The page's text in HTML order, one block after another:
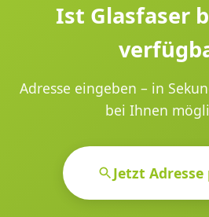
Ist Glasfaser
Adresse eingeben – in
bei Ihnen
Jetzt